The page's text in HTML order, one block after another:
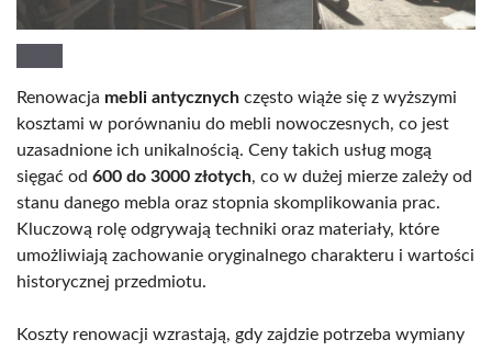
Renowacja mebli antycznych często wiąże się z wyższymi
kosztami w porównaniu do mebli nowoczesnych, co jest
uzasadnione ich unikalnością. Ceny takich usług mogą
sięgać od 600 do 3000 złotych, co w dużej mierze zależy od
stanu danego mebla oraz stopnia skomplikowania prac.
Kluczową rolę odgrywają techniki oraz materiały, które
umożliwiają zachowanie oryginalnego charakteru i wartości
historycznej przedmiotu.
Koszty renowacji wzrastają, gdy zajdzie potrzeba wymiany